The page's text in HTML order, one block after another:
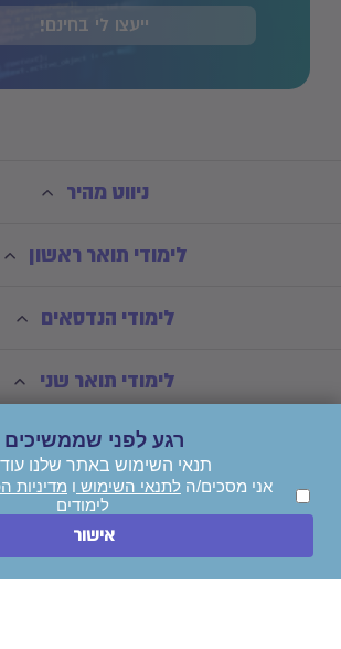
ייעצו לי בחינם!
ניווט מהיר
לימודי תואר ראשון
לימודי הנדסאים
לימודי תואר שני
© כל הזכויות שמורות ליורם לימודים בע"מ -
רגע לפני שממשיכים
תנאי השימוש באתר שלנו
אני מסכים/ה לתנאי השימוש ו מדיניות
לימודים
אישור